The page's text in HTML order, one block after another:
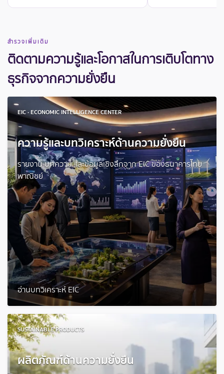
สำรวจเพิ่มเติม
ติดตามความรู้และโอกาสในการเติบโตทาง
ธุรกิจจากความยั่งยืน
EIC · ECONOMIC INTELLIGENCE CENTER
ความรู้และบทวิเคราะห์ด้านความยั่งยืน
รายงาน บทความ และข้อมูลเชิงลึกจาก EIC ของธนาคารไทย
พาณิชย์
อ่านบทวิเคราะห์ EIC
SUSTAINABLE PRODUCTS
ผลิตภัณฑ์ด้านความยั่งยืน